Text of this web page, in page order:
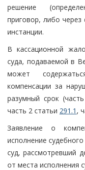
решение
приговор, либо
инстанции.
В кассационной
суда, подаваемой в
может
компенсации за
разумный срок
часть 2 статьи 291.1 ,
Заявление о
исполнение
суд, рассмотревший
от места исполнения